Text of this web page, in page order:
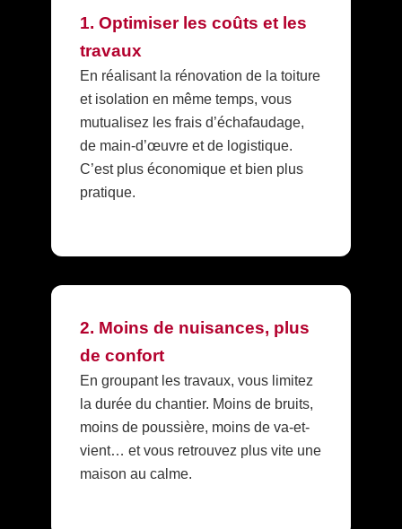
1. Optimiser les coûts et les
travaux
En réalisant la rénovation de la toiture
et isolation en même temps, vous
mutualisez les frais d’échafaudage,
de main-d’œuvre et de logistique.
C’est plus économique et bien plus
pratique.
2. Moins de nuisances, plus
de confort
En groupant les travaux, vous limitez
la durée du chantier. Moins de bruits,
moins de poussière, moins de va-et-
vient… et vous retrouvez plus vite une
maison au calme.